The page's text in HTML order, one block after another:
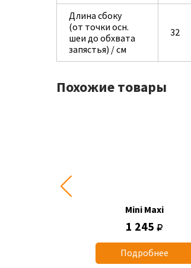
Длина сбоку
(от точки осн.
шеи до обхвата
запястья) / см
32
Похожие товары
Mini Maxi
1 245
Подробнее